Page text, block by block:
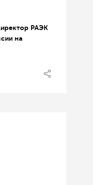
РАЭК
на